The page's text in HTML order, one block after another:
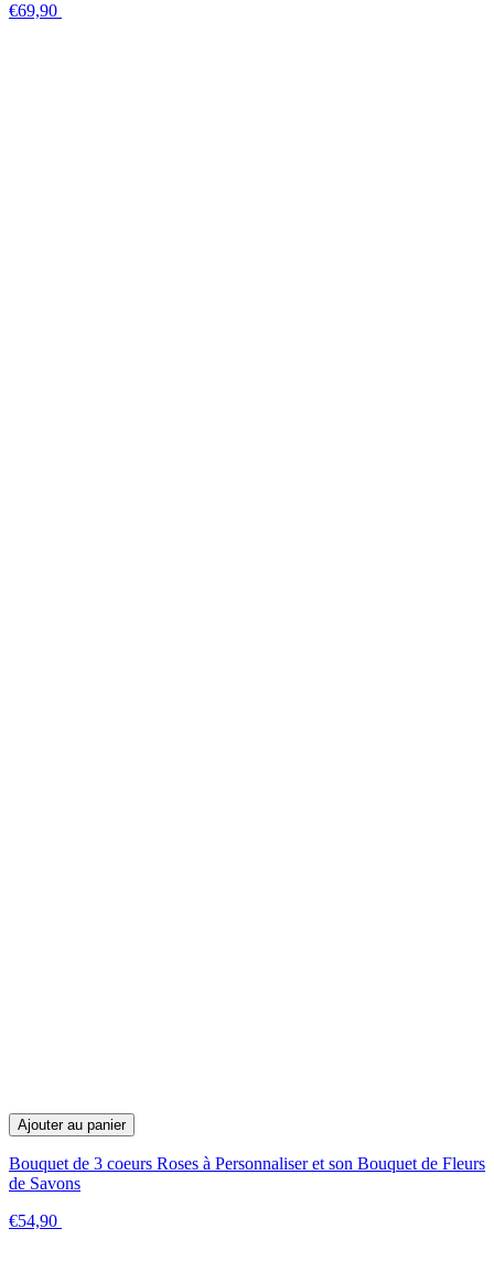
€69,90
Ajouter au panier
Bouquet de 3 coeurs Roses à Personnaliser et son Bouquet de Fleurs
de Savons
€54,90